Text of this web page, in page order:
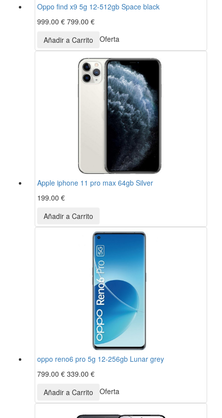
Oppo find x9 5g 12-512gb Space black
999.00 € 799.00 €
Oferta
Apple iphone 11 pro max 64gb Silver
199.00 €
oppo reno6 pro 5g 12-256gb Lunar grey
799.00 € 339.00 €
Oferta